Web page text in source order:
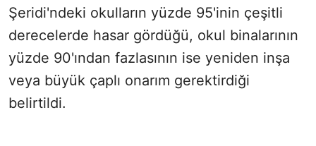
Şeridi'ndeki okulların yüzde 95'inin çeşitli
derecelerde hasar gördüğü, okul binalarının
yüzde 90'ından fazlasının ise yeniden inşa
veya büyük çaplı onarım gerektirdiği
belirtildi.